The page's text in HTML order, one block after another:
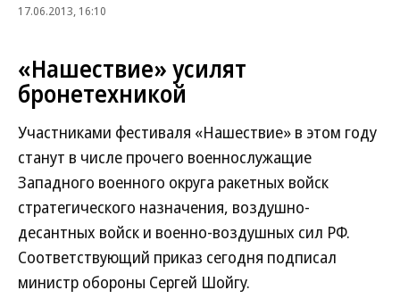
17.06.2013, 16:10
«Нашествие» усилят
бронетехникой
Участниками фестиваля «Нашествие» в этом году
станут в числе прочего военнослужащие
Западного военного округа ракетных войск
стратегического назначения, воздушно-
десантных войск и военно-воздушных сил РФ.
Соответствующий приказ сегодня подписал
министр обороны Сергей Шойгу.